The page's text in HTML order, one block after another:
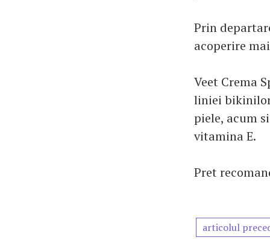
Prin
acoperire
Veet Crema
liniei
piele, acum
vitamina E.
Pret
articolul